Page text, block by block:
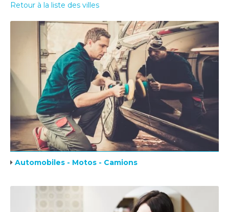
Retour à la liste des villes
Automobiles - Motos - Camions